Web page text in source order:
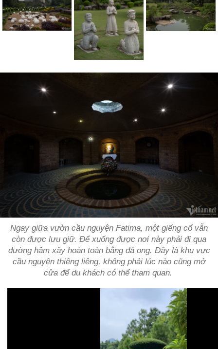
Ngay giữa vườn cầu nguyện Fatima, một giếng cổ vẫn
còn được lưu giữ. Để xuống được nơi này phải đi qua
đường hầm xây hoàn toàn bằng đá ong. Đây là khu vực
cầu nguyện thiêng liêng, không phải lúc nào cũng mở
cửa để du khách có thể tham quan.